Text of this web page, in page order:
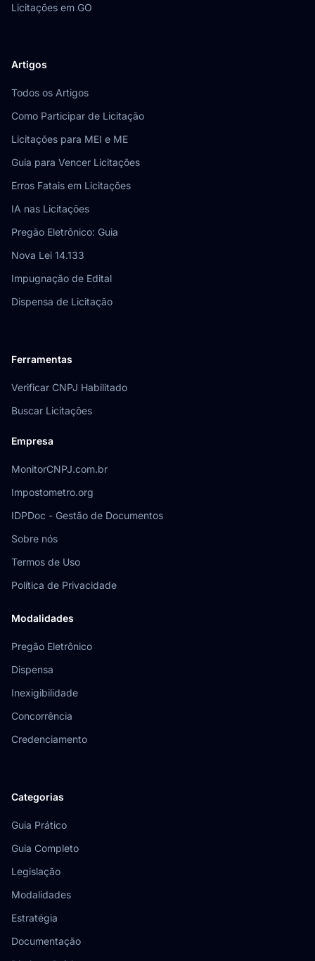
Licitações em GO
Artigos
Todos os Artigos
Como Participar de Licitação
Licitações para MEI e ME
Guia para Vencer Licitações
Erros Fatais em Licitações
IA nas Licitações
Pregão Eletrônico: Guia
Nova Lei 14.133
Impugnação de Edital
Dispensa de Licitação
Ferramentas
Verificar CNPJ Habilitado
Buscar Licitações
Empresa
MonitorCNPJ.com.br
Impostometro.org
IDPDoc - Gestão de Documentos
Sobre nós
Termos de Uso
Política de Privacidade
Modalidades
Pregão Eletrônico
Dispensa
Inexigibilidade
Concorrência
Credenciamento
Categorias
Guia Prático
Guia Completo
Legislação
Modalidades
Estratégia
Documentação